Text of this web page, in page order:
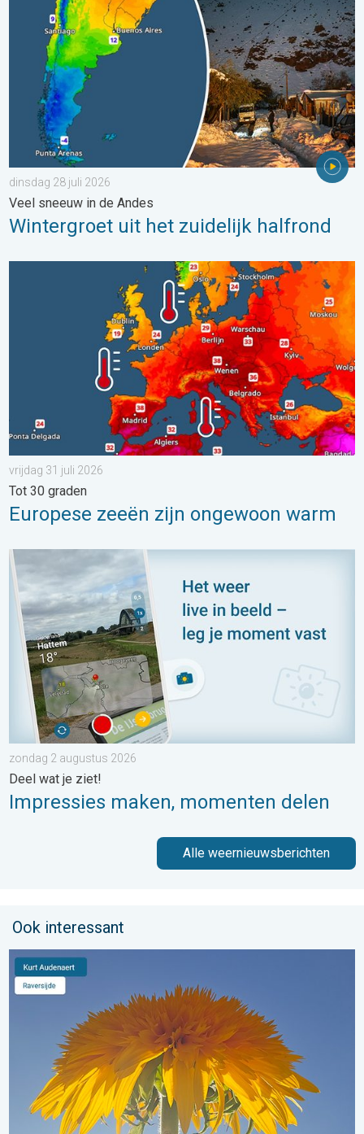
dinsdag 28 juli 2026
Veel sneeuw in de Andes
Wintergroet uit het zuidelijk halfrond
Europese zeeën zijn ongewoon warm. Tot 30 graden. . .
vrijdag 31 juli 2026
Tot 30 graden
Europese zeeën zijn ongewoon warm
Impressies maken, momenten delen. Deel wat je ziet!. . .
zondag 2 augustus 2026
Deel wat je ziet!
Impressies maken, momenten delen
Alle weernieuwsberichten
Ook interessant
Stuur jouw weerfoto van de week!. Weer&Radar Uploader. . .